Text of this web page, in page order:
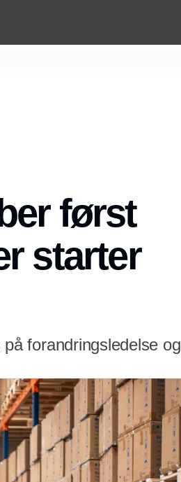
først
starter
forandringsledelse og